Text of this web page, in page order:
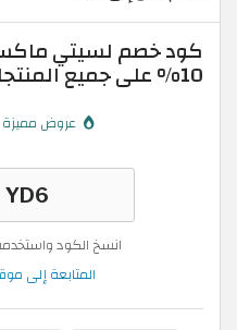
10% على جميع المنتجات
عروض مميزة
انسخ الكود
المتابعة إلى